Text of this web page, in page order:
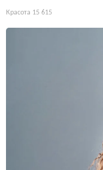
Красота 15 615